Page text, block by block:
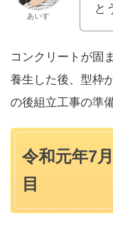
あいす
と
コンクリートが固
養生した後、型枠
の後組立工事の準
令和元年7
目